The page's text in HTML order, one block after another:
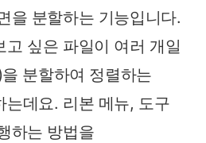
을 분할하는 기능입니다.
고 싶은 파일이 여러 개일
분할하여 정렬하는
는데요. 리본 메뉴, 도구
하는 방법을